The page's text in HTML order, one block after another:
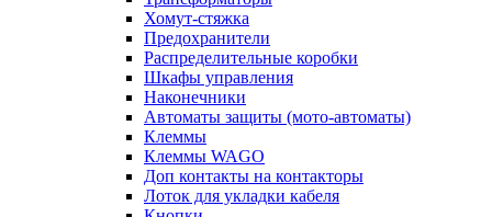
Хомут-стяжка
Предохранители
Распределительные коробки
Шкафы управления
Наконечники
Автоматы защиты (мото-автоматы)
Клеммы
Клеммы WAGO
Доп контакты на контакторы
Лоток для укладки кабеля